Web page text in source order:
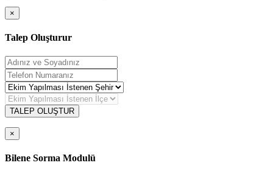
×
Talep Oluşturur
TALEP OLUŞTUR
×
Bilene Sorma Modulü